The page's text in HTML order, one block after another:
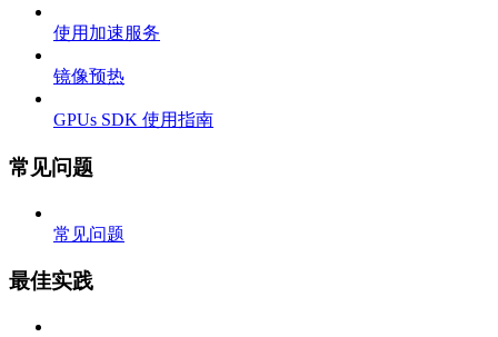
使用加速服务
镜像预热
GPUs SDK 使用指南
常见问题
常见问题
最佳实践